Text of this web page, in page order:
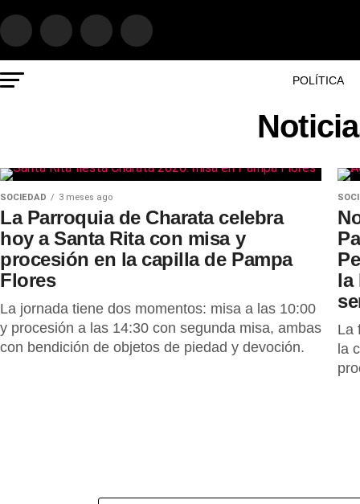
POLÍTICA
SOCIEDAD 3 meses ago
La Parroquia de Charata celebra
hoy a Santa Rita con misa y
procesión en la capilla de Pampa
Flores
La jornada tiene dos momentos: misa a las 10:00
y procesión a las 14:30 con segunda misa, ambas
con bendición de objetos de piedad y devoción.
la
La
la